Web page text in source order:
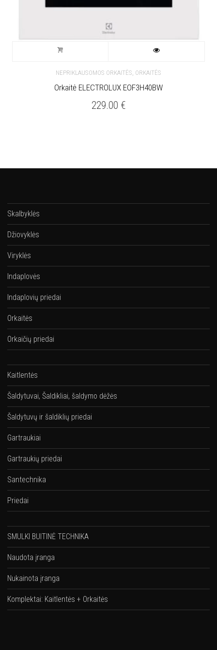
NEPRIKLAUSOMOS ORKAITĖS, ORKAITĖS
Orkaitė ELECTROLUX EOF3H40BW
229.00 €
Skalbyklės
Džiovyklės
Viryklės
Indaplovės
Indaplovių priedai
Orkaitės
Orkaičių priedai
Kaitlentės
Šaldytuvai, Šaldikliai, šaldymo dėžės
Šaldytuvų ir šaldiklių priedai
Gartraukiai
Gartraukių priedai
Santechnika
Priedai
SMULKI BUITINĖ TECHNIKA
Naudota įranga
Nukainota įranga
Komplektai: Kaitlentės + Orkaitės